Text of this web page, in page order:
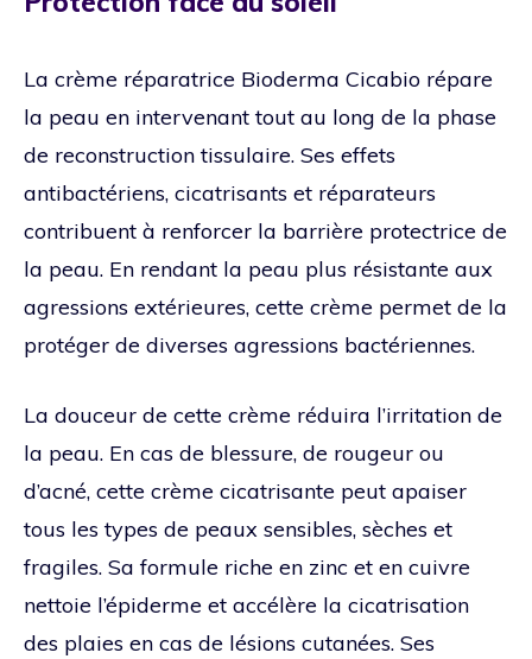
La crème réparatrice Bioderma Cicabio répare
la peau en intervenant tout au long de la phase
de reconstruction tissulaire. Ses effets
antibactériens, cicatrisants et réparateurs
contribuent à renforcer la barrière protectrice de
la peau. En rendant la peau plus résistante aux
agressions extérieures, cette crème permet de la
protéger de diverses agressions bactériennes.
La douceur de cette crème réduira l’irritation de
la peau. En cas de blessure, de rougeur ou
d’acné, cette crème cicatrisante peut apaiser
tous les types de peaux sensibles, sèches et
fragiles. Sa formule riche en zinc et en cuivre
nettoie l’épiderme et accélère la cicatrisation
des plaies en cas de lésions cutanées. Ses